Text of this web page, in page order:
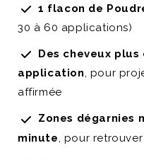
1 flacon de
30 à 60 applications)
Des cheveux
application, pour
affirmée
Zones dégarnies
minute , pour